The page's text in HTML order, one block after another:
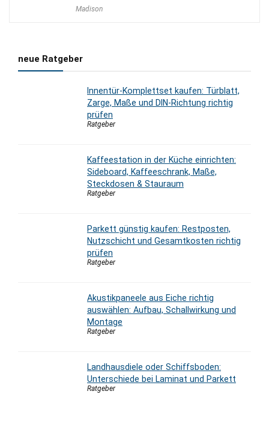
war:
Madison
neue Ratgeber
Innentür-Komplettset kaufen: Türblatt,
Zarge, Maße und DIN-Richtung richtig
prüfen
Ratgeber
Kaffeestation in der Küche einrichten:
Sideboard, Kaffeeschrank, Maße,
Steckdosen & Stauraum
Ratgeber
Parkett günstig kaufen: Restposten,
Nutzschicht und Gesamtkosten richtig
prüfen
Ratgeber
Akustikpaneele aus Eiche richtig
auswählen: Aufbau, Schallwirkung und
Montage
Ratgeber
Landhausdiele oder Schiffsboden:
Unterschiede bei Laminat und Parkett
Ratgeber